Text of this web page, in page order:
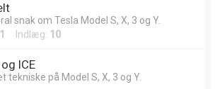
snak om Tesla Model S, X, 3 og Y.
1 Indlæg: 10
ICE
tekniske på Model S, X, 3 og Y.